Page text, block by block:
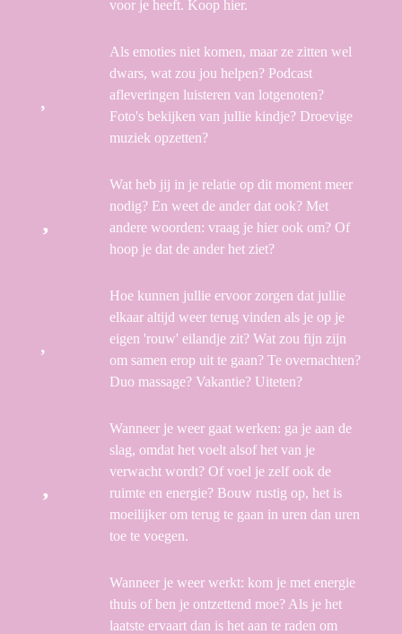
voor je heeft. Koop hier.
Als emoties niet komen, maar ze zitten wel
dwars, wat zou jou helpen? Podcast
afleveringen luisteren van lotgenoten?
Foto's bekijken van jullie kindje? Droevige
muziek opzetten?
Wat heb jij in je relatie op dit moment meer
nodig? En weet de ander dat ook? Met
andere woorden: vraag je hier ook om? Of
hoop je dat de ander het ziet?
Hoe kunnen jullie ervoor zorgen dat jullie
elkaar altijd weer terug vinden als je op je
eigen 'rouw' eilandje zit? Wat zou fijn zijn
om samen erop uit te gaan? Te overnachten?
Duo massage? Vakantie? Uiteten?
Wanneer je weer gaat werken: ga je aan de
slag, omdat het voelt alsof het van je
verwacht wordt? Of voel je zelf ook de
ruimte en energie? Bouw rustig op, het is
moeilijker om terug te gaan in uren dan uren
toe te voegen.
Wanneer je weer werkt: kom je met energie
thuis of ben je ontzettend moe? Als je het
laatste ervaart dan is het aan te raden om